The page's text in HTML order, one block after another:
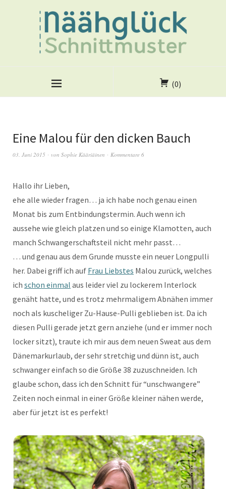
(0)
Eine Malou für den dicken Bauch
03. Juni 2015 von Sophie Kääriäinen Kommentare 6
Hallo ihr Lieben,
ehe alle wieder fragen… ja ich habe noch genau einen
Monat bis zum Entbindungstermin. Auch wenn ich
aussehe wie gleich platzen und so einige Klamotten, auch
manch Schwangerschaftsteil nicht mehr passt…
… und genau aus dem Grunde musste ein neuer Longpulli
her. Dabei griff ich auf Frau Liebstes Malou zurück, welches
ich schon einmal aus leider viel zu lockerem Interlock
genäht hatte, und es trotz mehrmaligem Abnähen immer
noch als kuscheliger Zu-Hause-Pulli geblieben ist. Da ich
diesen Pulli gerade jetzt gern anziehe (und er immer noch
locker sitzt), traute ich mir aus dem neuen Sweat aus dem
Dänemarkurlaub, der sehr stretchig und dünn ist, auch
schwanger einfach so die Größe 38 zuzuschneiden. Ich
glaube schon, dass ich den Schnitt für “unschwangere”
Zeiten noch einmal in einer Größe kleiner nähen werde,
aber für jetzt ist es perfekt!